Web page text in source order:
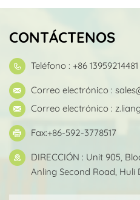
CONTÁCTENOS
Teléfono : +86 13959214481
Correo electrónico :
Correo electrónico :
Fax:+86-592-3778517
DIRECCIÓN : Unit 905,
Anling Second Road, Huli